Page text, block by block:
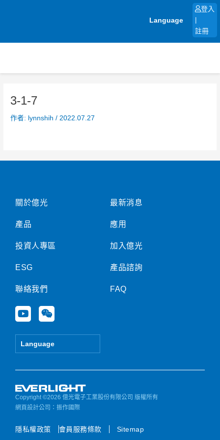
Language
登入
註冊
3-1-7
作者: lynnshih/ 2022.07.27
關於億光
產品
投資人專區
ESG
聯絡我們
Y
o
u
e
W
e
i
Language
最新消息
應用
加入億光
產品諮詢
FAQ
Copyright ©2026 億光電子工業股份有限公司 版權所有
網頁設計公司 ：振作國際
隱私權政策 會員服務條款 Sitemap